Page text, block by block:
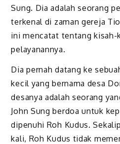
Sung. Dia adalah seorang
terkenal di zaman gereja
ini mencatat tentang kisah-
pelayanannya.
Dia pernah datang ke
kecil yang bernama desa
desanya adalah seorang
John Sung berdoa untuk
dipenuhi Roh Kudus.
kali, Roh Kudus tidak